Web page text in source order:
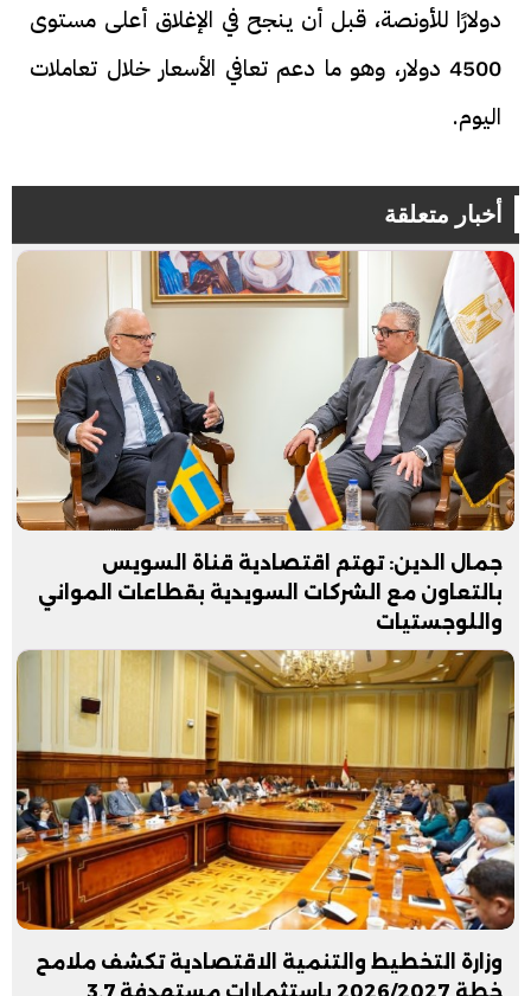
دولارًا للأونصة، قبل أن ينجح في الإغلاق أعلى مستوى
4500 دولار، وهو ما دعم تعافي الأسعار خلال تعاملات
اليوم.
أخبار متعلقة
جمال الدين: تهتم اقتصادية قناة السويس
بالتعاون مع الشركات السويدية بقطاعات المواني
واللوجستيات
وزارة التخطيط والتنمية الاقتصادية تكشف ملامح